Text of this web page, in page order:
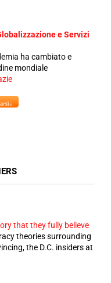
e Servizi
ha cambiato e
mondiale
that they fully believe
theories surrounding
the D.C. insiders at